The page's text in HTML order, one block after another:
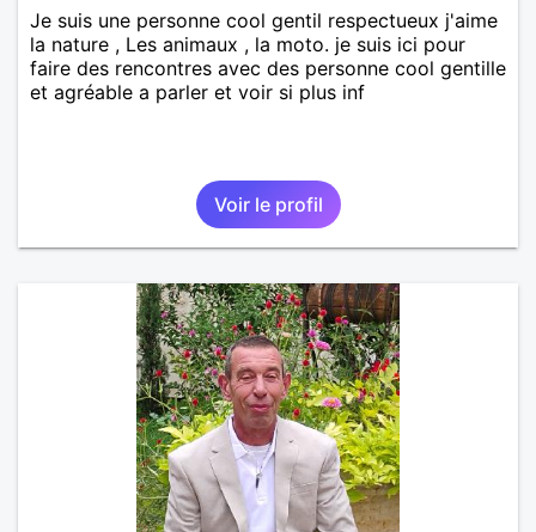
Je suis une personne cool gentil respectueux j'aime
la nature , Les animaux , la moto. je suis ici pour
faire des rencontres avec des personne cool gentille
et agréable a parler et voir si plus inf
Voir le profil